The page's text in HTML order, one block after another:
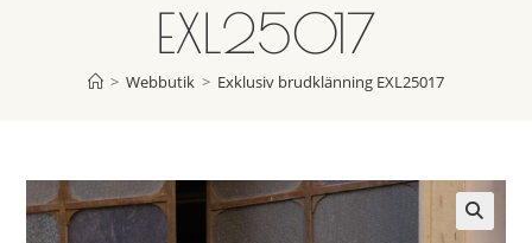
EXL25017
> Webbutik > Exklusiv brudklänning EXL25017